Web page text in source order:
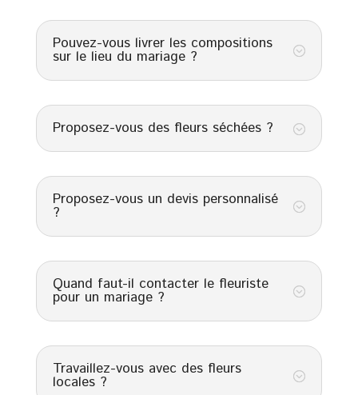
;
Pouvez-vous livrer les compositions
sur le lieu du mariage ?
;
Proposez-vous des fleurs séchées ?
;
Proposez-vous un devis personnalisé
?
;
Quand faut-il contacter le fleuriste
pour un mariage ?
;
Travaillez-vous avec des fleurs
locales ?